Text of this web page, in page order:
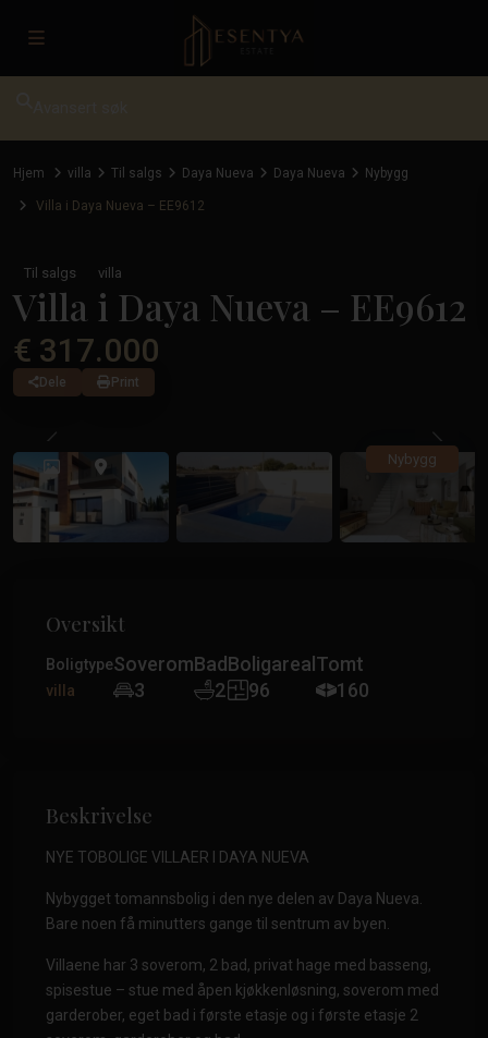
Hjem villa Til salgs Daya Nueva Daya Nueva Nybygg
Villa i Daya Nueva – EE9612
Til salgs villa
Villa i Daya Nueva – EE9612
€ 317.000
Dele Print
Nybygg
Tidligere
Oversikt
Boligtype
villa
Soverom
3
Bad
2
Boligareal
96
Tomt
160
Beskrivelse
NYE TOBOLIGE VILLAER I DAYA NUEVA
Nybygget tomannsbolig i den nye delen av Daya Nueva.
Bare noen få minutters gange til sentrum av byen.
Villaene har 3 soverom, 2 bad, privat hage med basseng,
spisestue – stue med åpen kjøkkenløsning, soverom med
garderober, eget bad i første etasje og i første etasje 2